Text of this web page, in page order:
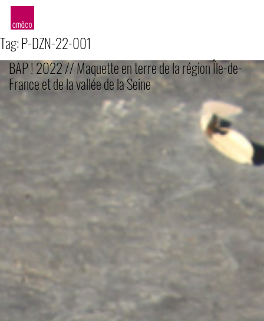
Tag:P-DZN-22-001
BAP ! 2022 // Maquette en terre de la région Île-de-
France et de la vallée de la Seine